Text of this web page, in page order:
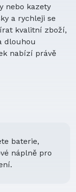
nebo kazety
a rychleji se
kvalitní zboží,
dlouhou
nabízí právě
baterie,
náplně pro